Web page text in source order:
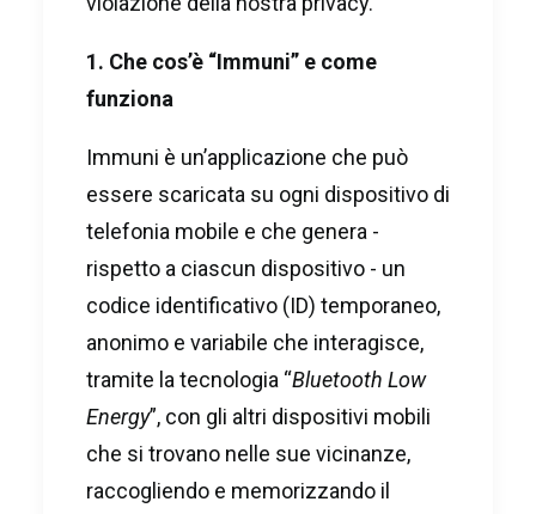
1. Che cos’è “Immuni” e come
funziona
Immuni è un’applicazione che può
essere scaricata su ogni dispositivo di
telefonia mobile e che genera -
rispetto a ciascun dispositivo - un
codice identificativo (ID) temporaneo,
anonimo e variabile che interagisce,
tramite la tecnologia “Bluetooth Low
Energy”, con gli altri dispositivi mobili
che si trovano nelle sue vicinanze,
raccogliendo e memorizzando il